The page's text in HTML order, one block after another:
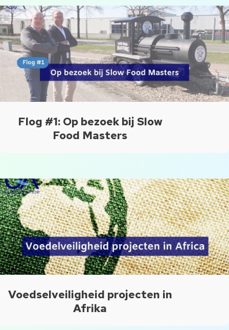
Flog #1: Op bezoek bij Slow
Food Masters
Voedselveiligheid projecten in
Afrika